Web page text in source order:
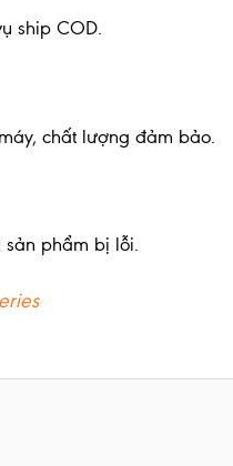
ship COD.
chất lượng đảm bảo.
sản phẩm bị lỗi.